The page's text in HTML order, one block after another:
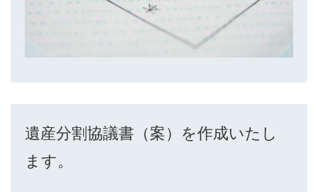
遺産分割協議書（案）を作成いたし
ます。